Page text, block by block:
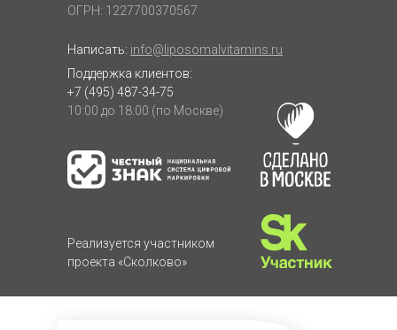
ОГРН: 1227700370567
Написать: info@liposomalvitamins.ru
Поддержка клиентов:
+7 (495) 487-34-75
10:00 до 18:00 (по Москве)
Реализуется участником
проекта «Сколково»